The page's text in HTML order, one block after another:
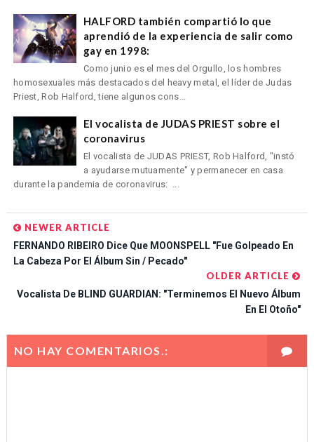
HALFORD también compartió lo que
aprendió de la experiencia de salir como
gay en 1998:
Como junio es el mes del Orgullo, los hombres
homosexuales más destacados del heavy metal, el líder de Judas
Priest, Rob Halford, tiene algunos cons...
El vocalista de JUDAS PRIEST sobre el
coronavirus
El vocalista de JUDAS PRIEST, Rob Halford, "instó
a ayudarse mutuamente" y permanecer en casa
durante la pandemia de coronavirus: ...
NEWER ARTICLE
FERNANDO RIBEIRO Dice Que MOONSPELL "fue Golpeado En
La Cabeza Por El Álbum Sin / Pecado"
OLDER ARTICLE
Vocalista De BLIND GUARDIAN: "Terminemos El Nuevo Álbum
En El Otoño"
NO HAY COMENTARIOS.: